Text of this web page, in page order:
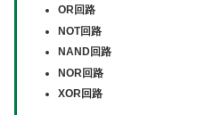
OR回路
NOT回路
NAND回路
NOR回路
XOR回路